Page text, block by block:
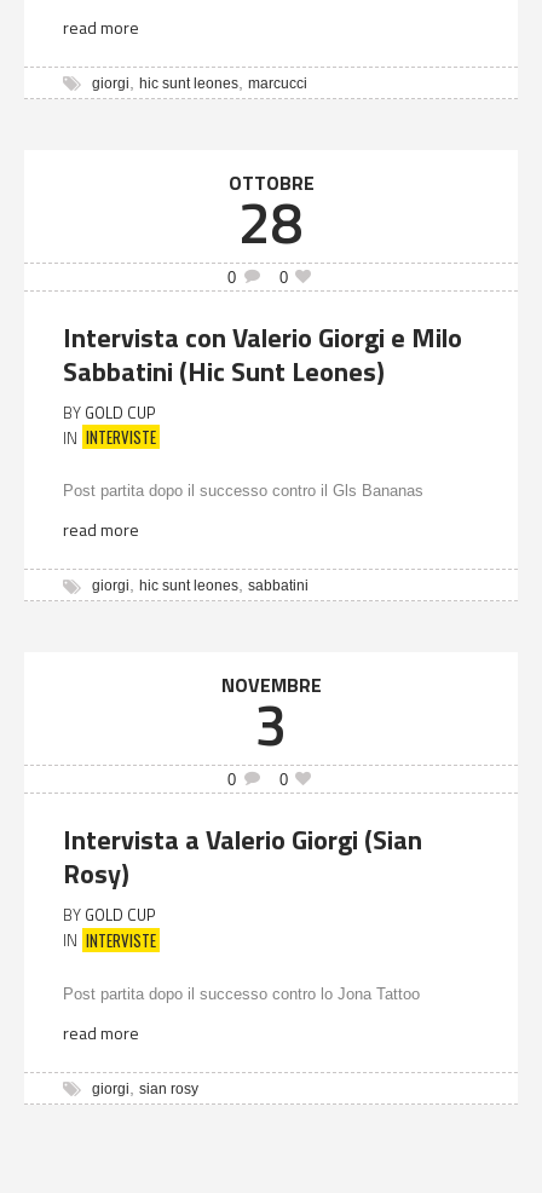
read more
giorgi hic sunt leones marcucci
OTTOBRE
28
0 0
Intervista con Valerio Giorgi e Milo
Sabbatini (Hic Sunt Leones)
BY GOLD CUP
IN INTERVISTE
Post partita dopo il successo contro il Gls Bananas
read more
giorgi, hic sunt leones, sabbatini
NOVEMBRE
3
0 0
Intervista a Valerio Giorgi (Sian
Rosy)
BY GOLD CUP
IN INTERVISTE
Post partita dopo il successo contro lo Jona Tattoo
read more
giorgi sian rosy